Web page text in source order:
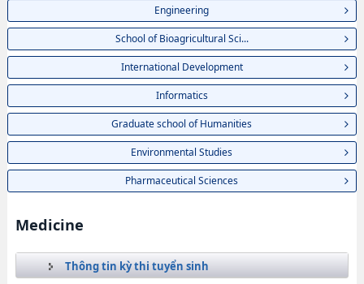
Engineering
School of Bioagricultural Sci...
International Development
Informatics
Graduate school of Humanities
Environmental Studies
Pharmaceutical Sciences
Medicine
Thông tin kỳ thi tuyển sinh